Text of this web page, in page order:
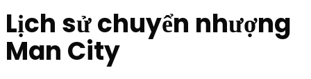
Lịch sử chuyển nhượng
Man City